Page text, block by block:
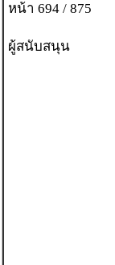
หน้า 694 / 875
ผู้สนับสนุน